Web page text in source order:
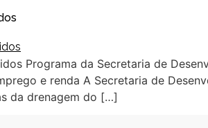
Programa da Secretaria de
e renda A Secretaria de
da drenagem do […]